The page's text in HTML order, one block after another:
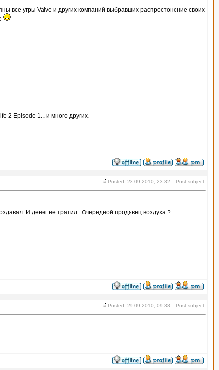
все угры Valve и других компаний выбравших распростонение своих
2 Episode 1... и много других.
Posted: 28.09.2010, 23:32 Post subject:
.И денег не тратил . Очередной продавец воздуха ?
Posted: 29.09.2010, 09:38 Post subject: